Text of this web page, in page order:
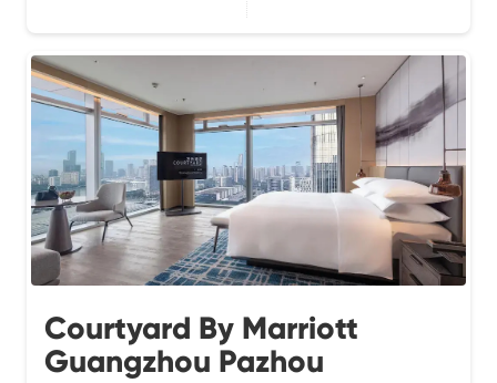
Courtyard By Marriott
Guangzhou Pazhou